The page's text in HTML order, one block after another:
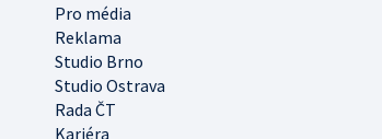
Pro média
Reklama
Studio Brno
Studio Ostrava
Rada ČT
Kariéra